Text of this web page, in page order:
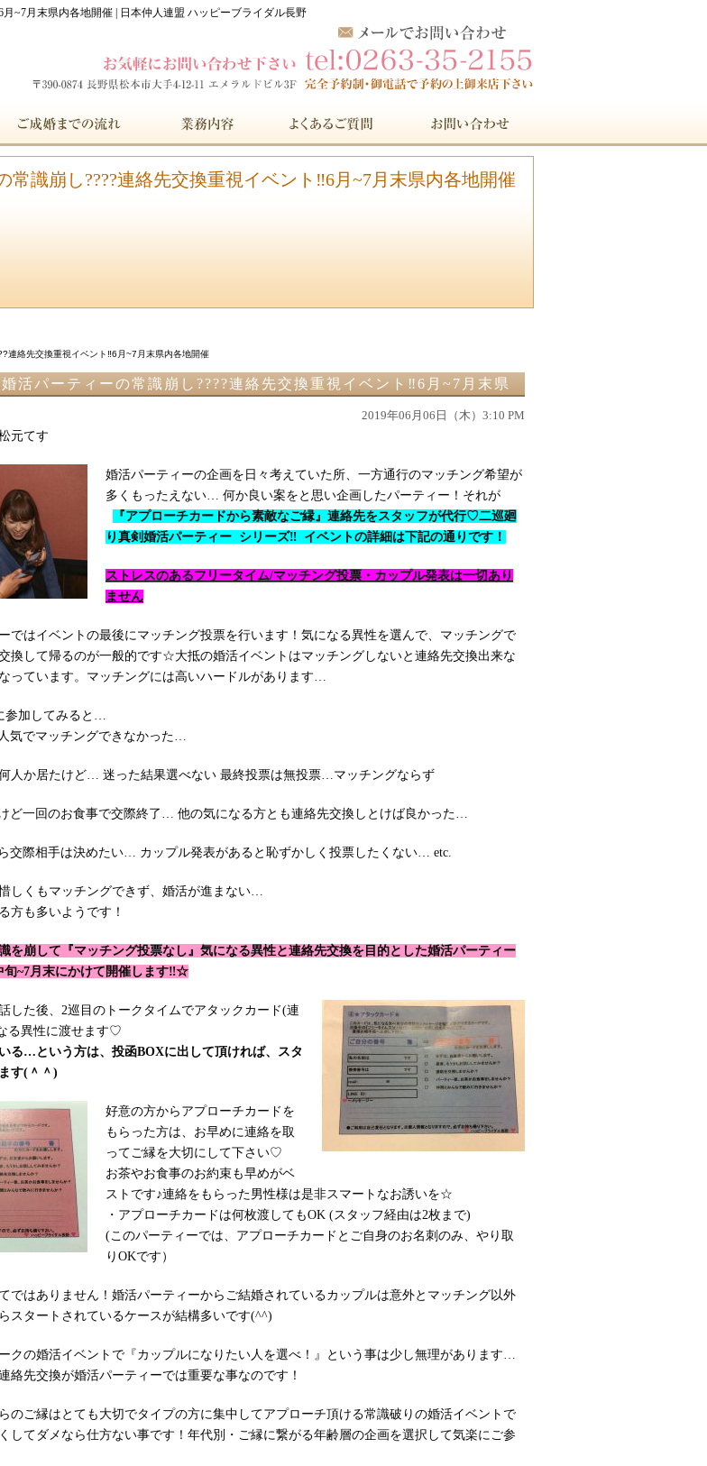
~7月末県内各地開催 | 日本仲人連盟 ハッピーブライダル長野
常識崩し????連絡先交換重視イベント‼︎6月~7月末県内各地開催
連絡先交換重視イベント‼︎6月~7月末県内各地開催
活パーティーの常識崩し????連絡先交換重視イベント‼︎6月~7月末県
2019年06月06日（木）3:10 PM
元てす
婚活パーティーの企画を日々考えていた所、一方通行のマッチング希望が
多くもったえない… 何か良い案をと思い企画したパーティー！それが
『アプローチカードから素敵なご縁』連絡先をスタッフが代行♡二巡廻
り真剣婚活パーティー シリーズ‼︎ イベントの詳細は下記の通りです！
ストレスのあるフリータイム/マッチング投票・カップル発表は一切あり
ません
ではイベントの最後にマッチング投票を行います！気になる異性を選んで、マッチングで
換して帰るのが一般的です☆大抵の婚活イベントはマッチングしないと連絡先交換出来な
っています。マッチングには高いハードルがあります…
参加してみると…
気でマッチングできなかった…
人か居たけど… 迷った結果選べない 最終投票は無投票…マッチングならず
ど一回のお食事で交際終了… 他の気になる方とも連絡先交換しとけば良かった…
交際相手は決めたい… カップル発表があると恥ずかしく投票したくない… etc.
しくもマッチングできず、婚活が進まない…
方も多いようです！
を崩して『マッチング投票なし』気になる異性と連絡先交換を目的とした婚活パーティー
旬~7月末にかけて開催します‼︎☆
した後、2巡目のトークタイムでアタックカード(連
る異性に渡せます♡
る…という方は、投函BOXに出して頂ければ、スタ
す(＾＾)
好意の方からアプローチカードを
もらった方は、お早めに連絡を取
ってご縁を大切にして下さい♡
お茶やお食事のお約束も早めがベ
ストです♪連絡をもらった男性様は是非スマートなお誘いを☆
・アプローチカードは何枚渡してもOK (スタッフ経由は2枚まで)
(このパーティーでは、アプローチカードとご自身のお名刺のみ、やり取
りOKです）
ではありません！婚活パーティーからご結婚されているカップルは意外とマッチング以外
スタートされているケースが結構多いです(^^)
クの婚活イベントで『カップルになりたい人を選べ！』という事は少し無理があります…
絡先交換が婚活パーティーでは重要な事なのです！
のご縁はとても大切でタイプの方に集中してアプローチ頂ける常識破りの婚活イベントで
してダメなら仕方ない事です！年代別・ご縁に繋がる年齢層の企画を選択して気楽にご参